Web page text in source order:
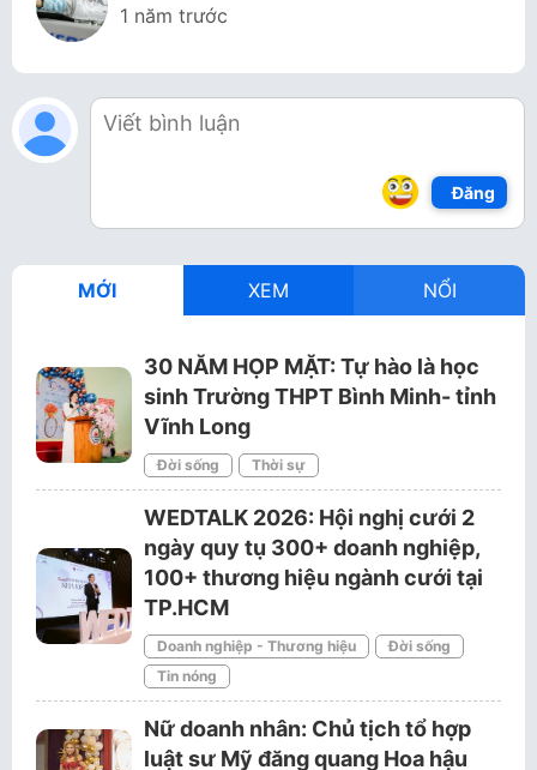
1 năm trước
Đăng
MỚI XEM NỔI
30 NĂM HỌP MẶT: Tự hào là học
sinh Trường THPT Bình Minh- tỉnh
Vĩnh Long
Đời sống Thời sự
WEDTALK 2026: Hội nghị cưới 2
ngày quy tụ 300+ doanh nghiệp,
100+ thương hiệu ngành cưới tại
TP.HCM
Doanh nghiệp - Thương hiệu
Đời sống
Tin nóng
Nữ doanh nhân: Chủ tịch tổ hợp
luật sư Mỹ đăng quang Hoa hậu